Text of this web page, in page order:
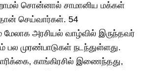
சொன்னால் சாமானிய மக்கள்
செய்வார்கள். 54
அரசியல் வாழ்வில் இருந்தவர்
பல முரண்பாடுகள் நடந்துள்ளது.
காங்கிரசில் இணைந்தது,